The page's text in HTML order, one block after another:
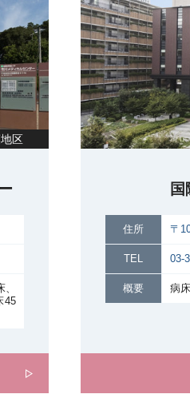
区
45
住所 〒
TEL 03-
概要 病